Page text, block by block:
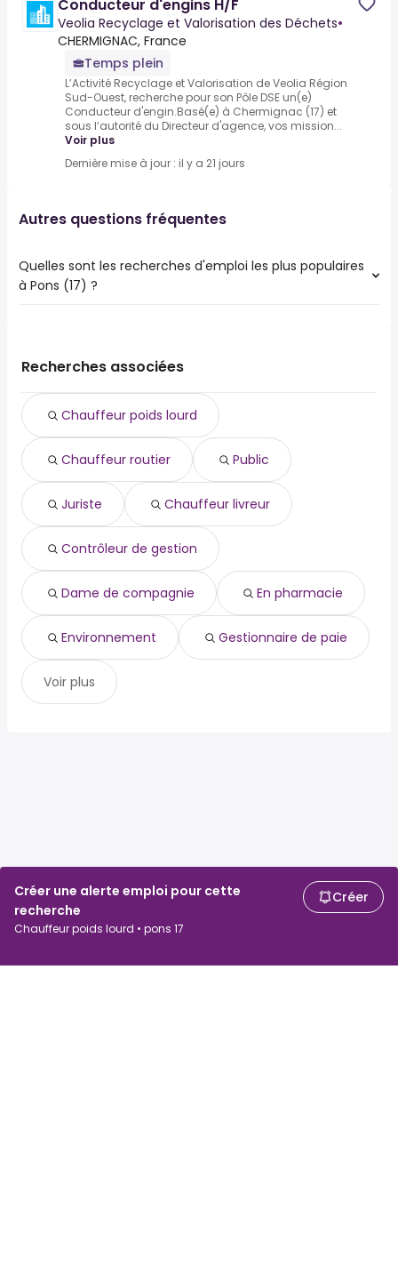
Créer une alerte emploi pour cette
recherche
Chauffeur poids lourd • pons 17
Créer
Conducteur d'engins H/F
Veolia Recyclage et Valorisation des Déchets•
CHERMIGNAC, France
Temps plein
L’Activité Recyclage et Valorisation de Veolia Région
Sud-Ouest, recherche pour son Pôle DSE un(e)
Conducteur d'engin.Basé(e) à Chermignac (17) et
sous l’autorité du Directeur d'agence, vos mission...
Voir plus
Dernière mise à jour : il y a 21 jours
Autres questions fréquentes
Quelles sont les recherches d'emploi les plus populaires
à Pons (17) ?
public
chauffeur poids lourd
chauffeur routier
contrôleur de gestion
dame de compagnie
en pharmacie
environnement
gestionnaire de paie
Recherches associées
Chauffeur poids lourd
Chauffeur routier Public
Juriste Chauffeur livreur
Contrôleur de gestion
Dame de compagnie En pharmacie
Environnement Gestionnaire de paie
Voir plus